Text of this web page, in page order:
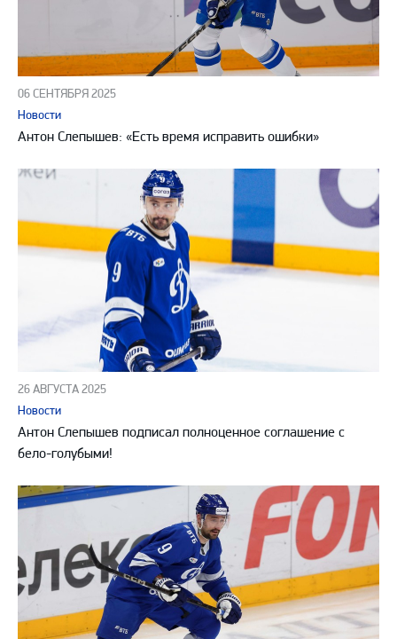
06 СЕНТЯБРЯ 2025
Новости
Антон Слепышев: «Есть время исправить ошибки»
26 АВГУСТА 2025
Новости
Антон Слепышев подписал полноценное соглашение с
бело-голубыми!